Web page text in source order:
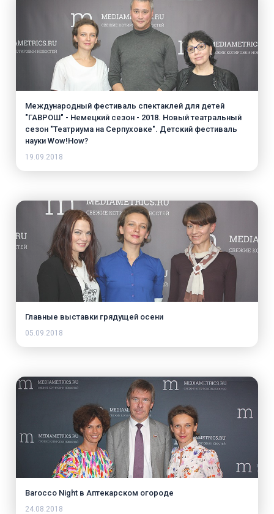
Международный фестиваль спектаклей для детей
"ГАВРОШ" - Немецкий сезон - 2018. Новый театральный
сезон "Театриума на Серпуховке". Детский фестиваль
науки Wow!How?
19.09.2018
Главные выставки грядущей осени
05.09.2018
Barocco Night в Аптекарском огороде
24.08.2018